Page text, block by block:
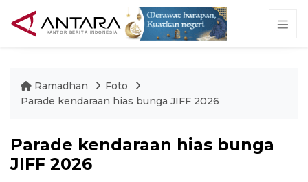
Ramadhan
Foto
Parade kendaraan hias bunga JIFF 2026
Parade kendaraan hias bunga
JIFF 2026